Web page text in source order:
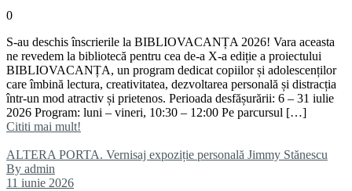
0
S-au deschis înscrierile la BIBLIOVACANȚA 2026! Vara aceasta
ne revedem la bibliotecă pentru cea de-a X-a ediție a proiectului
BIBLIOVACANȚA, un program dedicat copiilor și adolescenților
care îmbină lectura, creativitatea, dezvoltarea personală și distracția
într-un mod atractiv și prietenos. Perioada desfășurării: 6 – 31 iulie
2026 Program: luni – vineri, 10:30 – 12:00 Pe parcursul […]
Cititi mai mult!
ALTERA PORTA. Vernisaj expoziție personală Jimmy Stănescu
By admin
11 iunie 2026